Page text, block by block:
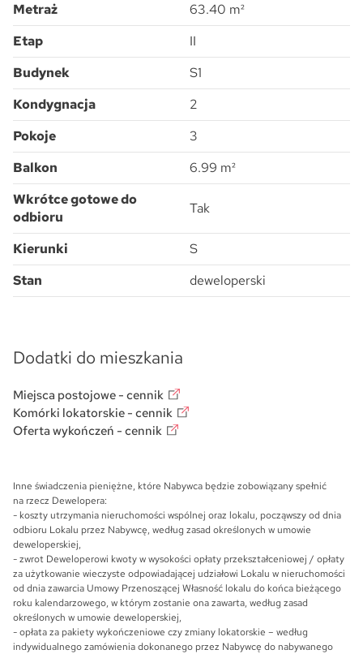
Metraż
63.40 m²
Etap
II
Budynek
S1
Kondygnacja
2
Pokoje
3
Balkon
6.99 m²
Wkrótce gotowe do
odbioru
Tak
Kierunki
S
Stan
deweloperski
Dodatki do mieszkania
Miejsca postojowe - cennik
Komórki lokatorskie - cennik
Oferta wykończeń - cennik
Inne świadczenia pieniężne, które Nabywca będzie zobowiązany spełnić
na rzecz Dewelopera:
- koszty utrzymania nieruchomości wspólnej oraz lokalu, począwszy od dnia
odbioru Lokalu przez Nabywcę, według zasad określonych w umowie
deweloperskiej,
- zwrot Deweloperowi kwoty w wysokości opłaty przekształceniowej / opłaty
za użytkowanie wieczyste odpowiadającej udziałowi Lokalu w nieruchomości
od dnia zawarcia Umowy Przenoszącej Własność lokalu do końca bieżącego
roku kalendarzowego, w którym zostanie ona zawarta, według zasad
określonych w umowie deweloperskiej,
- opłata za pakiety wykończeniowe czy zmiany lokatorskie – według
indywidualnego zamówienia dokonanego przez Nabywcę do nabywanego